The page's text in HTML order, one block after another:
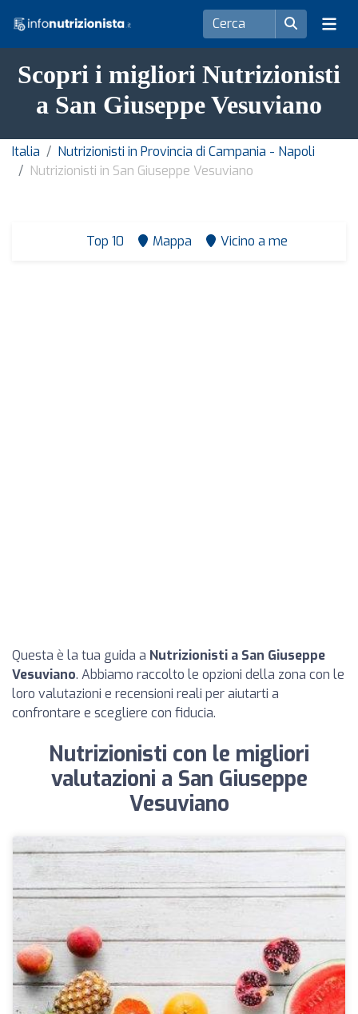
Scopri i migliori Nutrizionisti
a San Giuseppe Vesuviano
Italia
Nutrizionisti in Provincia di Campania - Napoli
Nutrizionisti in San Giuseppe Vesuviano
Top 10 Mappa Vicino a me
Questa è la tua guida a Nutrizionisti a San Giuseppe
Vesuviano. Abbiamo raccolto le opzioni della zona con le
loro valutazioni e recensioni reali per aiutarti a
confrontare e scegliere con fiducia.
Nutrizionisti con le migliori
valutazioni a San Giuseppe
Vesuviano